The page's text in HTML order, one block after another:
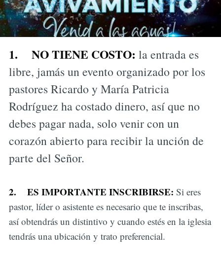
1. NO TIENE COSTO: la entrada es
libre, jamás un evento organizado por los
pastores Ricardo y María Patricia
Rodríguez ha costado dinero, así que no
debes pagar nada, solo venir con un
corazón abierto para recibir la unción de
parte del Señor.
2. ES IMPORTANTE INSCRIBIRSE: Si eres
pastor, líder o asistente es necesario que te inscribas,
así obtendrás un distintivo y cuando estés en la iglesia
tendrás una ubicación y trato preferencial.